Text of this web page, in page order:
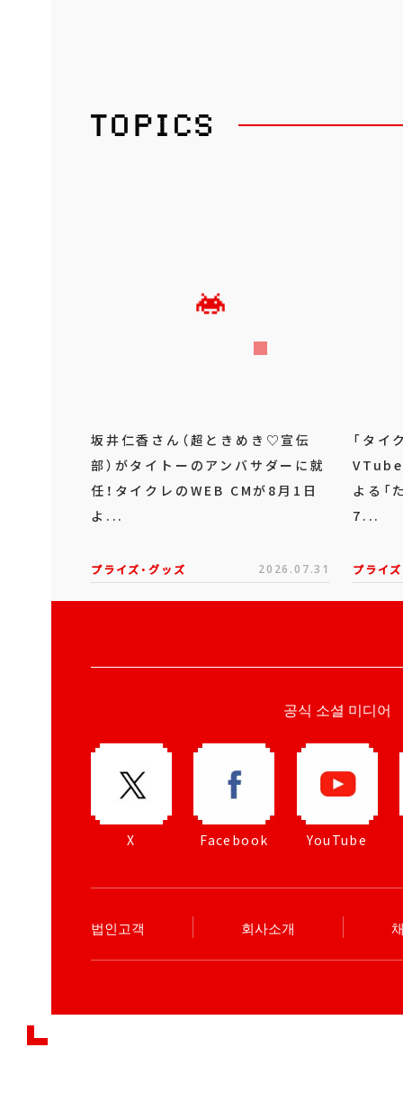
坂井仁香さん（超ときめき♡宣伝
部）がタイトーのアンバサダーに就
任！タイクレのWEB CMが8月1日
よ...
プライズ・グッズ 2026.07.31
「タイ
よる「
7...
プライ
공식 소셜 미디어
X Facebook YouTube
법인고객 회사소개